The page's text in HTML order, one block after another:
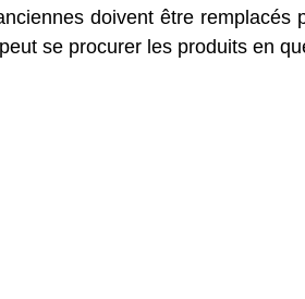
doivent être
se procurer les produits en